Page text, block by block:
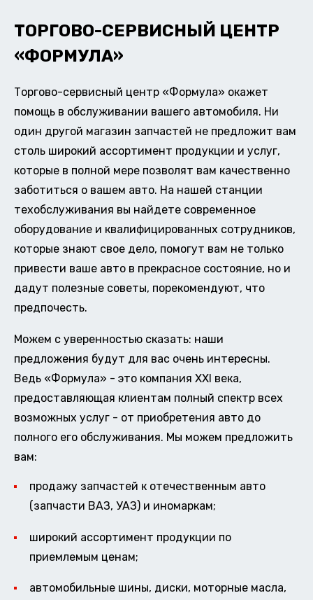
ТОРГОВО-СЕРВИСНЫЙ ЦЕНТР
«ФОРМУЛА»
Торгово-сервисный центр «Формула» окажет
помощь в обслуживании вашего автомобиля. Ни
один другой магазин запчастей не предложит вам
столь широкий ассортимент продукции и услуг,
которые в полной мере позволят вам качественно
заботиться о вашем авто. На нашей станции
техобслуживания вы найдете современное
оборудование и квалифицированных сотрудников,
которые знают свое дело, помогут вам не только
привести ваше авто в прекрасное состояние, но и
дадут полезные советы, порекомендуют, что
предпочесть.
Можем с уверенностью сказать: наши
предложения будут для вас очень интересны.
Ведь «Формула» - это компания XXI века,
предоставляющая клиентам полный спектр всех
возможных услуг - от приобретения авто до
полного его обслуживания. Мы можем предложить
вам:
продажу запчастей к отечественным авто
(запчасти ВАЗ, УАЗ) и иномаркам;
широкий ассортимент продукции по
приемлемым ценам;
автомобильные шины, диски, моторные масла,